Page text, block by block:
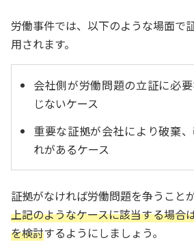
労働事件では、以下のような場面で
用されます。
会社側が労働問題の立証に必
じないケース
重要な証拠が会社により破棄
れがあるケース
証拠がなければ労働問題を争うこと
上記のようなケースに該当する場合
を検討するようにしましょう。